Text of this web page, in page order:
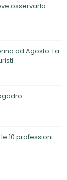
osservarla.
ad Agosto: La
10 professioni